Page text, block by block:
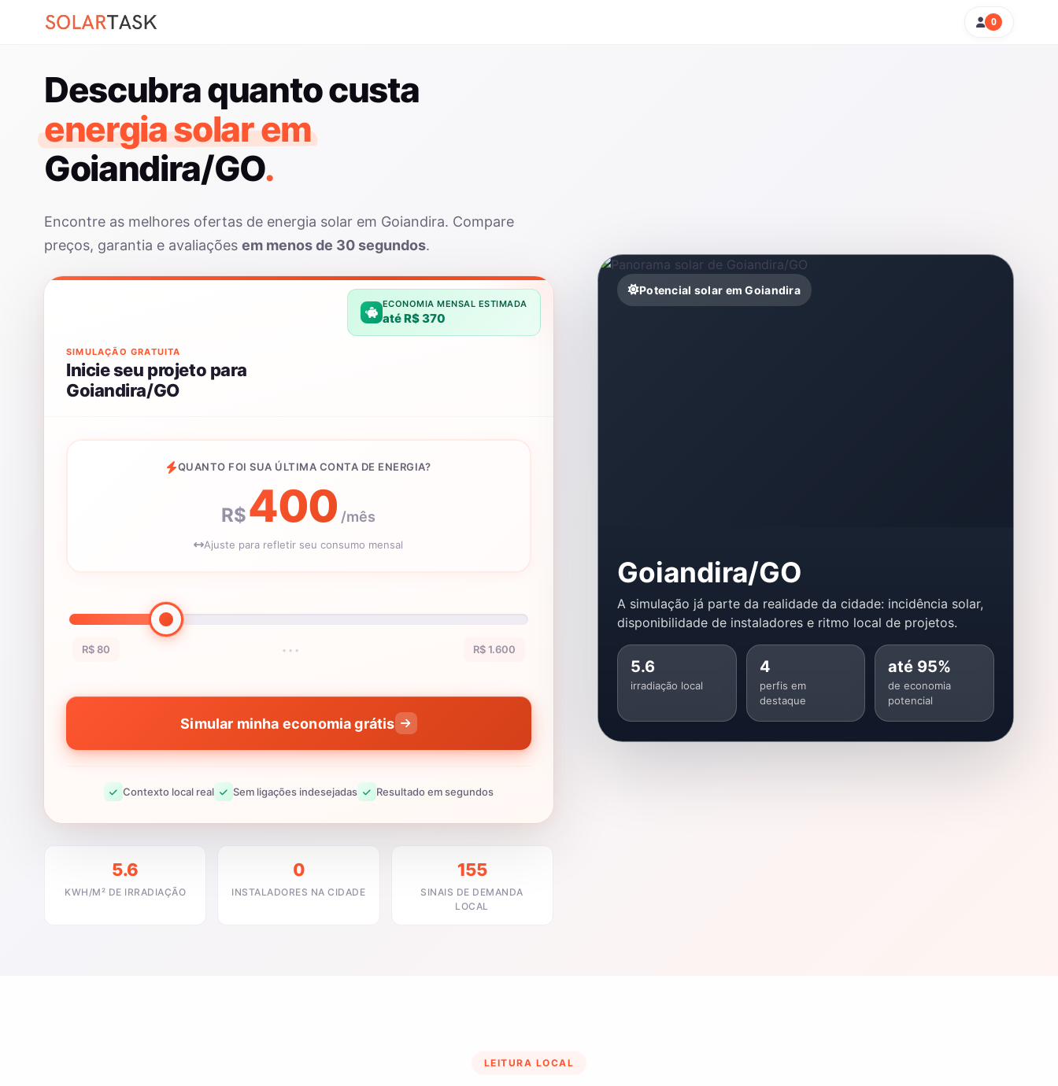
0
Descubra quanto custa
energia solar em
Goiandira/GO.
Encontre as melhores ofertas de energia solar em Goiandira. Compare
preços, garantia e avaliações em menos de 30 segundos.
ECONOMIA MENSAL ESTIMADA
até R$ 370
SIMULAÇÃO GRATUITA
Inicie seu projeto para
Goiandira/GO
QUANTO FOI SUA ÚLTIMA CONTA DE ENERGIA?
R$400 /mês
Ajuste para refletir seu consumo mensal
R$ 80 ••• R$ 1.600
Simular minha economia grátis
Contexto local real Sem ligações indesejadas Resultado em segundos
5.6
KWH/M² DE IRRADIAÇÃO
0
INSTALADORES NA CIDADE
155
SINAIS DE DEMANDA
LOCAL
Potencial solar em Goiandira
Goiandira/GO
A simulação já parte da realidade da cidade: incidência solar,
disponibilidade de instaladores e ritmo local de projetos.
5.6
irradiação local
4
perfis em
destaque
até 95%
de economia
potencial
LEITURA LOCAL